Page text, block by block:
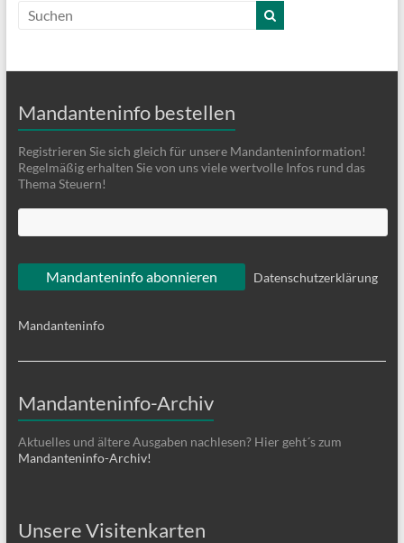
Mandanteninfo bestellen
Registrieren Sie sich gleich für unsere Mandanteninformation!
Regelmäßig erhalten Sie von uns viele wertvolle Infos rund das
Thema Steuern!
Datenschutzerklärung
Mandanteninfo
Mandanteninfo-Archiv
Aktuelles und ältere Ausgaben nachlesen? Hier geht´s zum
Mandanteninfo-Archiv!
Unsere Visitenkarten